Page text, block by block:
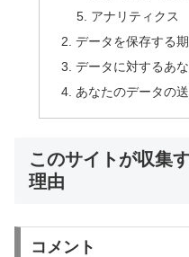
アナリティクス
データを保存する
データに対するあ
あなたのデータの
このサイトが収集
理由
コメント